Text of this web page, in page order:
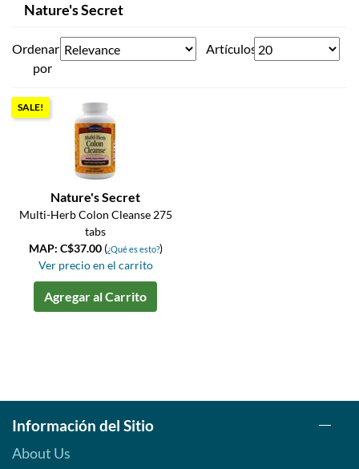
Nature's Secret
Ordenar
por
Artículos
SALE!
Nature's Secret
Multi-Herb Colon Cleanse 275
tabs
MAP: C$37.00 (¿Qué es esto?)
Ver precio en el carrito
Agregar al Carrito
Información del Sitio
About Us